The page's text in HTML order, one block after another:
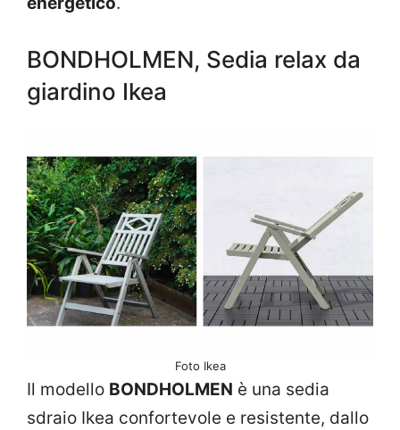
BONDHOLMEN, Sedia relax da
giardino Ikea
Foto Ikea
Il modello BONDHOLMEN è una sedia
sdraio Ikea confortevole e resistente, dallo